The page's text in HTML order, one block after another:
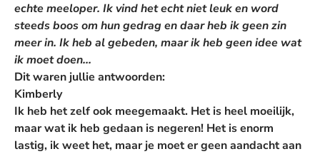
echte meeloper. Ik vind het echt niet leuk en word
steeds boos om hun gedrag en daar heb ik geen zin
meer in. Ik heb al gebeden, maar ik heb geen idee wat
ik moet doen...
Dit waren jullie antwoorden:
Kimberly
Ik heb het zelf ook meegemaakt. Het is heel moeilijk,
maar wat ik heb gedaan is negeren! Het is enorm
lastig, ik weet het, maar je moet er geen aandacht aan